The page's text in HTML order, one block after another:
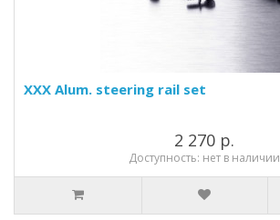
XXX Alum. steering rail set
2 270 р.
Доступность: нет в наличии